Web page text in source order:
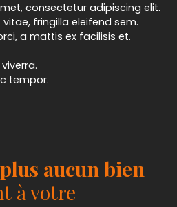
consectetur adipiscing elit.
vitae, fringilla eleifend sem.
a mattis ex facilisis et.
tempor.
aucun bien
à votre